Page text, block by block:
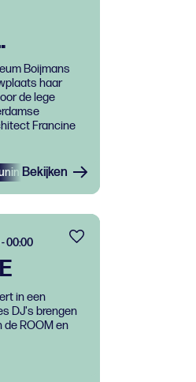
Boijmans
haar
de lege
Francine
Evenementen
Bekijken
00:00
in een
DJ's brengen
de ROOM en